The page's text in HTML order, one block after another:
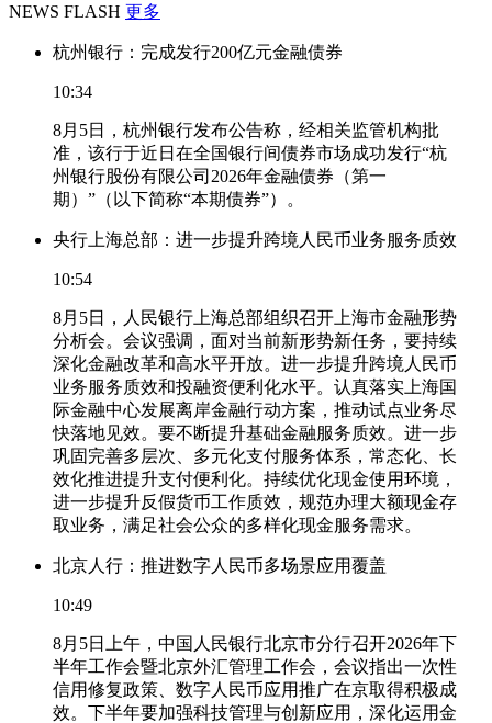
NEWS FLASH 更多
杭州银行：完成发行200亿元金融债券
10:34
8月5日，杭州银行发布公告称，经相关监管机构批
准，该行于近日在全国银行间债券市场成功发行“杭
州银行股份有限公司2026年金融债券（第一
期）”（以下简称“本期债券”）。
央行上海总部：进一步提升跨境人民币业务服务质效
10:54
8月5日，人民银行上海总部组织召开上海市金融形势
分析会。会议强调，面对当前新形势新任务，要持续
深化金融改革和高水平开放。进一步提升跨境人民币
业务服务质效和投融资便利化水平。认真落实上海国
际金融中心发展离岸金融行动方案，推动试点业务尽
快落地见效。要不断提升基础金融服务质效。进一步
巩固完善多层次、多元化支付服务体系，常态化、长
效化推进提升支付便利化。持续优化现金使用环境，
进一步提升反假货币工作质效，规范办理大额现金存
取业务，满足社会公众的多样化现金服务需求。
北京人行：推进数字人民币多场景应用覆盖
10:49
8月5日上午，中国人民银行北京市分行召开2026年下
半年工作会暨北京外汇管理工作会，会议指出一次性
信用修复政策、数字人民币应用推广在京取得积极成
效。下半年要加强科技管理与创新应用，深化运用金